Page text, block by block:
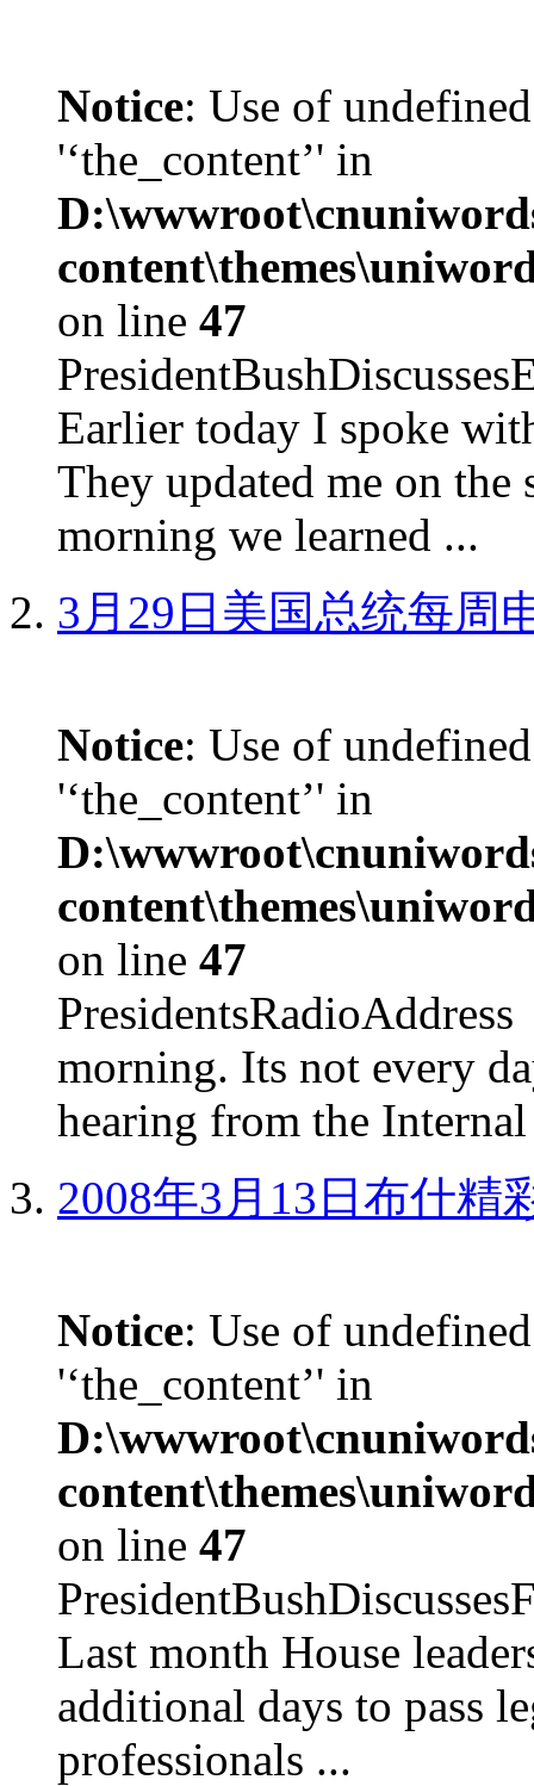
Notice: Use of
'‘the_content’' in
on line 47
Earlier today I spoke
They updated me on the
morning we learned ...
3月29日美国总统每周
Notice: Use of
'‘the_content’' in
on line 47
morning. Its not every
hearing from the
2008年3月13日布什精
Notice: Use of
'‘the_content’' in
on line 47
Last month House
additional days to pass
professionals ...